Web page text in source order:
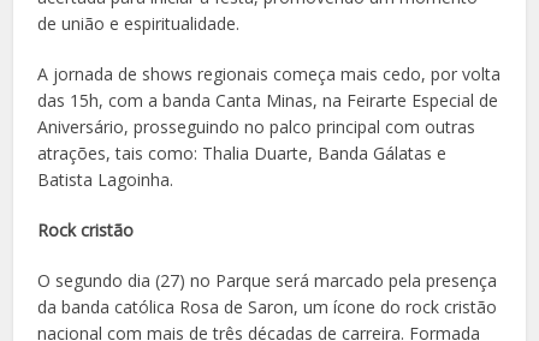
de união e espiritualidade.
A jornada de shows regionais começa mais cedo, por volta
das 15h, com a banda Canta Minas, na Feirarte Especial de
Aniversário, prosseguindo no palco principal com outras
atrações, tais como: Thalia Duarte, Banda Gálatas e
Batista Lagoinha.
Rock cristão
O segundo dia (27) no Parque será marcado pela presença
da banda católica Rosa de Saron, um ícone do rock cristão
nacional com mais de três décadas de carreira. Formada